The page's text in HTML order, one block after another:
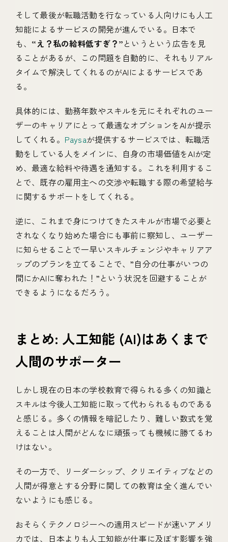
そして最後が転職活動を行なっている人向けにも人工
知能によるサービスの開発が進んでいる。日本で
も、 “え？私の給料低すぎ？”というという広告を見
ることがあるが、この問題を自動的に、それもリアル
タイムで解決してくれるのがAIによるサービスであ
る。
具体的には、勤務年数やスキルを元にそれぞれのユー
ザーのキャリアにとって最適なオプションをAIが提示
してくれる。 Paysaが提供するサービスでは、転職活
動をしている人をメインに、自身の市場価値をAIが定
め、最適な給料や待遇を通知する。これを利用するこ
とで、既存の雇用主への交渉や転職する際の希望給与
に関するサポートをしてくれる。
逆に、これまで身につけてきたスキルが市場で必要と
されなくなり始めた場合にも事前に察知し、ユーザー
に知らせることで一早いスキルチェンジやキャリアア
ップのプランを立てることで、”自分の仕事がいつの
間にかAIに奪われた！”という状況を回避することが
できるようになるだろう。
まとめ: 人工知能 (AI)はあくまで
人間のサポーター
しかし現在の日本の学校教育で得られる多くの知識と
スキルは今後人工知能に取って代わられるものである
と感じる。多くの情報を暗記したり、難しい数式を覚
えることは人間がどんなに頑張っても機械に勝てるわ
けはない。
その一方で、リーダーシップ、クリエイティブなどの
人間が得意とする分野に関しての教育は全く進んでい
ないようにも感じる。
おそらくテクノロジーへの適用スピードが速いアメリ
カでは、日本よりも人工知能が仕事に及ぼす影響を強